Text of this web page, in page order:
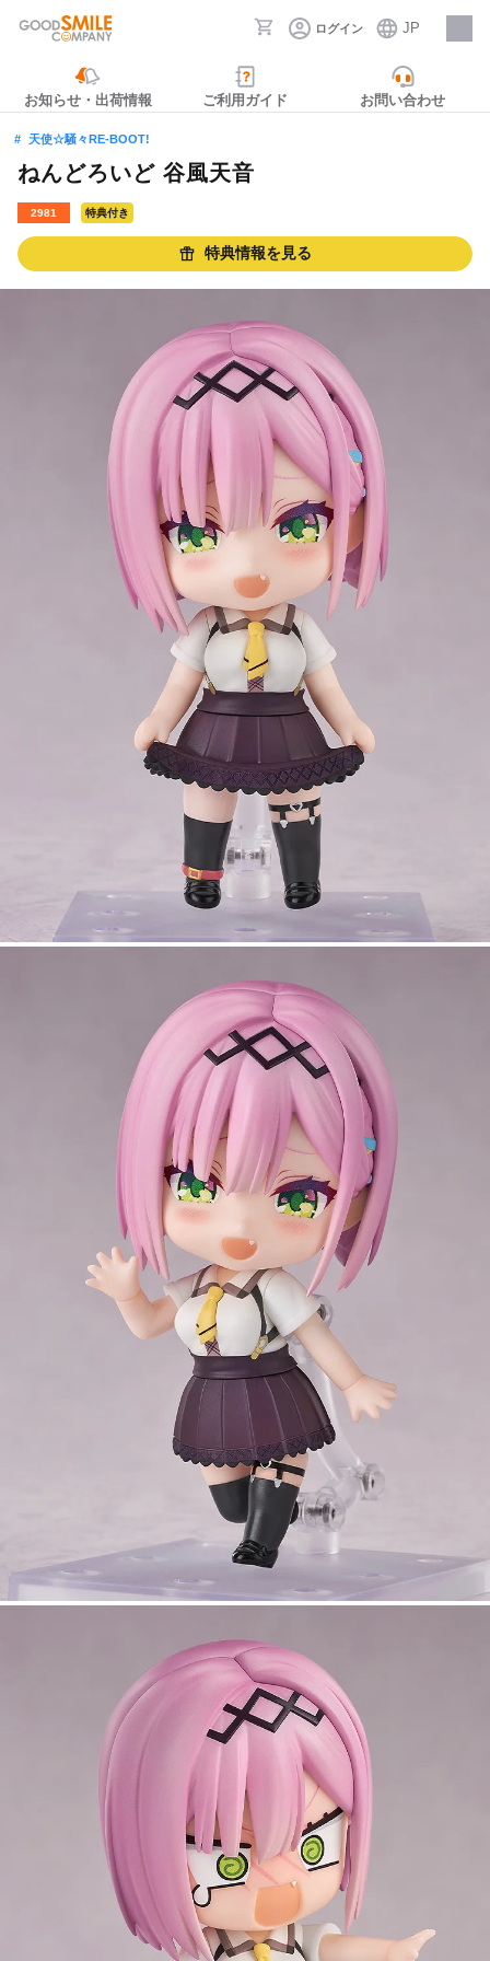
ログイン JP
採用情報
お知らせ・出荷情報 ご利用ガイド お問い合わせ
天使☆騒々RE-BOOT!
ねんどろいど 谷風天音
2981 特典付き
特典情報を見る